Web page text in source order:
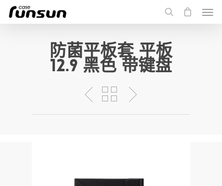
防菌平板套 平板
12.9 黑色 带键盘